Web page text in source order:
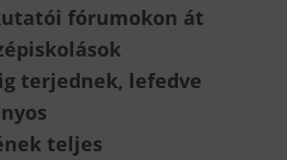
fórumokon át
terjednek, lefedve
teljes